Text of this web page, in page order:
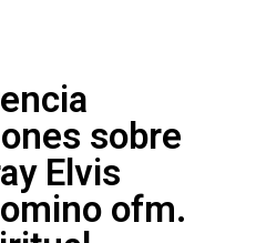
sobre
Elvis
ofm.